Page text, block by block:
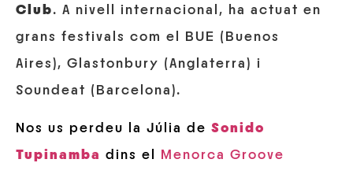
Club. A nivell internacional, ha actuat en
grans festivals com el BUE (Buenos
Aires), Glastonbury (Anglaterra) i
Soundeat (Barcelona).
Nos us perdeu la Júlia de Sonido
Tupinamba dins el
Menorca Groove